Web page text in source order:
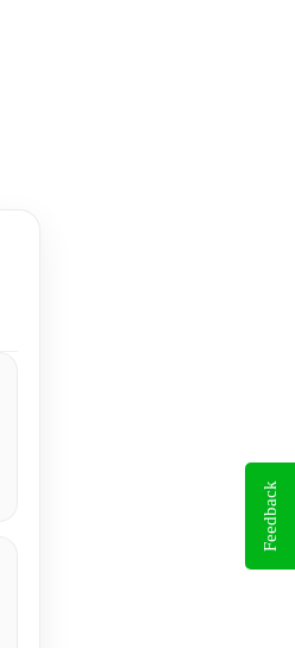
Feedback